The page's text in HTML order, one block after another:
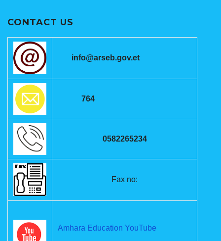
CONTACT US
info@arseb.gov.et
764
0582265234
Fax no:
Amhara Education YouTube